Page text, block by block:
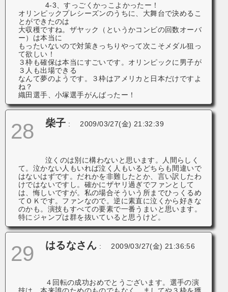
4-3、すっごくかっこよかったー！
オリンピックプレシーズンのうちに、大舞台で決めるこ
とができたのは
大収穫ですね。ザヤック（というかコンビの回数オーバ
ー）は本当に
もったいないので対策きっちりやって次こそメダル狙っ
て欲しい！
３枠も確保は本当にすごいです。オリンピックに男子が
３人も出場できる
なんて夢のようです。３枠はアメリカと日本だけですよ
ね？
織田選手、小塚選手がんばったー！
28 柴子 : 2009/03/27(金) 21:32:39
泣くのは別に構わないと思います。人間らしく
て。泣かない人もいれば泣く人もいるどちらも間違いで
はないはずです。だれかを非難したとか、言い訳したわ
けではないですし。確かにザヤリ過ぎでファンとして
は、悔しいですが。私の場合そういう所までひっくるめ
てＯＫです。ファンなので。逆に素直に泣くから好きな
のかも。演技もすべての要素で一番うまいと思います。
特にジャンプは群を抜いていると思うけど。
29 はるなさん : 2009/03/27(金) 21:36:56
４回転の成功おめでとうございます。選手の演
技は、本来誰のためのものでもなく、ましてや３枠を獲